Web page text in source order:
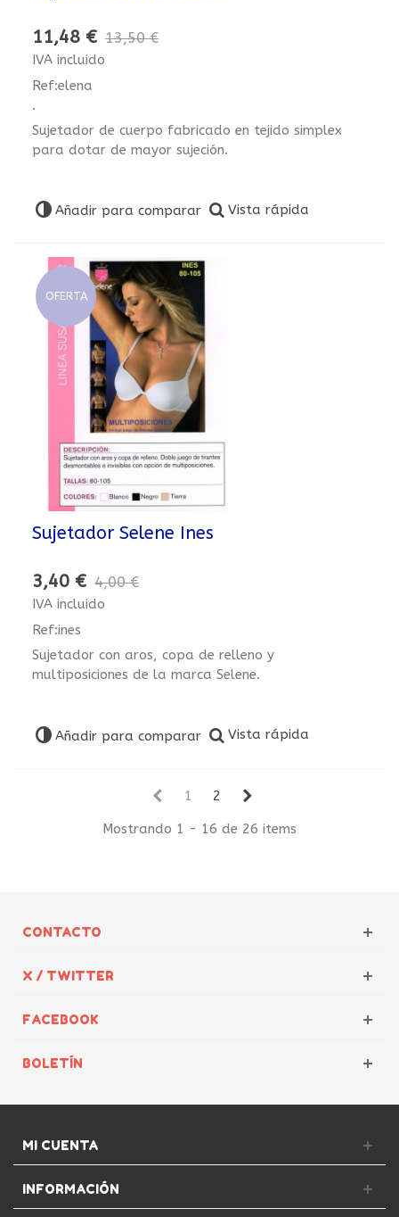
11,48 € 13,50 €
IVA incluido
Ref:elena
.
Sujetador de cuerpo fabricado en tejido simplex
para dotar de mayor sujeción.
Añadir para comparar Vista rápida
OFERTA
Sujetador Selene Ines
3,40 € 4,00 €
IVA incluido
Ref:ines
Sujetador con aros, copa de relleno y
multiposiciones de la marca Selene.
Añadir para comparar Vista rápida
1 2
Mostrando 1 - 16 de 26 items
CONTACTO
X / TWITTER
FACEBOOK
BOLETÍN
MI CUENTA
INFORMACIÓN